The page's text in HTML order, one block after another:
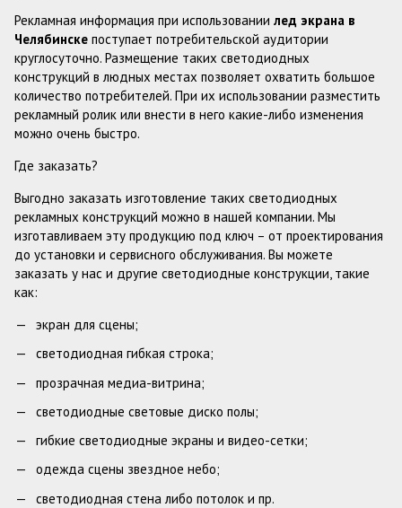
Рекламная информация при использовании лед экрана в
Челябинске поступает потребительской аудитории
круглосуточно. Размещение таких светодиодных
конструкций в людных местах позволяет охватить большое
количество потребителей. При их использовании разместить
рекламный ролик или внести в него какие-либо изменения
можно очень быстро.
Где заказать?
Выгодно заказать изготовление таких светодиодных
рекламных конструкций можно в нашей компании. Мы
изготавливаем эту продукцию под ключ – от проектирования
до установки и сервисного обслуживания. Вы можете
заказать у нас и другие светодиодные конструкции, такие
как:
экран для сцены;
светодиодная гибкая строка;
прозрачная медиа-витрина;
светодиодные световые диско полы;
гибкие светодиодные экраны и видео-сетки;
одежда сцены звездное небо;
светодиодная стена либо потолок и пр.